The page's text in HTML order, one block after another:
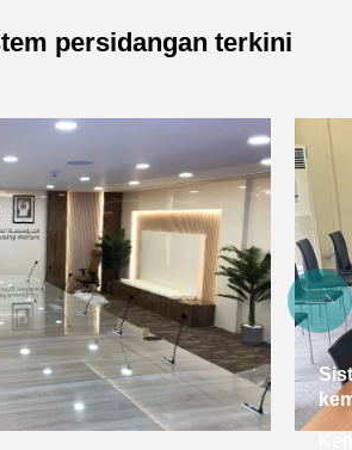
persidangan terkini
pintar untuk OHCHR,